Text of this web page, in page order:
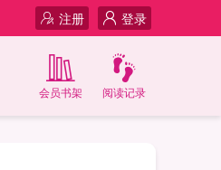
登录
注册
阅读记录
会员书架